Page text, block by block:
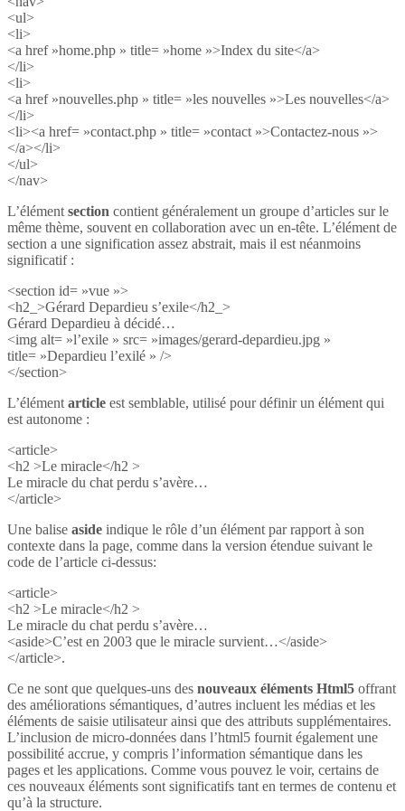
<ul>
<li>
<a href »home.php » title= »home »>Index du site</a>
</li>
<li>
<a href »nouvelles.php » title= »les nouvelles »>Les nouvelles</a>
</li>
<li><a href= »contact.php » title= »contact »>Contactez-nous »>
</a></li>
</ul>
</nav>
L’élément section contient généralement un groupe d’articles sur le
même thème, souvent en collaboration avec un en-tête. L’élément de
section a une signification assez abstrait, mais il est néanmoins
significatif :
<section id= »vue »>
<h2_>Gérard Depardieu s’exile</h2_>
Gérard Depardieu à décidé…
<img alt= »l’exile » src= »images/gerard-depardieu.jpg »
title= »Depardieu l’exilé » />
</section>
L’élément article est semblable, utilisé pour définir un élément qui
est autonome :
<article>
<h2 >Le miracle</h2 >
Le miracle du chat perdu s’avère…
</article>
Une balise aside indique le rôle d’un élément par rapport à son
contexte dans la page, comme dans la version étendue suivant le
code de l’article ci-dessus:
<article>
<h2 >Le miracle</h2 >
Le miracle du chat perdu s’avère…
<aside>C’est en 2003 que le miracle survient…</aside>
</article>.
Ce ne sont que quelques-uns des nouveaux éléments Html5 offrant
des améliorations sémantiques, d’autres incluent les médias et les
éléments de saisie utilisateur ainsi que des attributs supplémentaires.
L’inclusion de micro-données dans l’html5 fournit également une
possibilité accrue, y compris l’information sémantique dans les
pages et les applications. Comme vous pouvez le voir, certains de
ces nouveaux éléments sont significatifs tant en termes de contenu et
qu’à la structure.